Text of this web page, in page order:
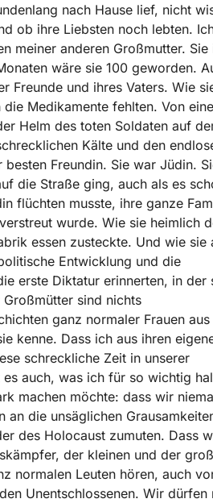
nach Hause lief, nicht
ob ihre Liebsten noch lebten.
meiner anderen Großmutter. Sie
wäre sie 100 geworden.
Freunde und ihres Vaters. Wie
Medikamente fehlten. Von
Helm des toten Soldaten auf
Kälte und den
Freundin. Sie war Jüdin.
die Straße ging, auch als es
flüchten musste, ihre ganze
wurde. Wie sie heimlich
essen zusteckte. Und wie sie
Entwicklung und die
erste Diktatur erinnerten, in der
sind nichts
ganz normaler Frauen
kenne. Dass ich aus ihren
schreckliche Zeit in unserer
auch, was ich für so wichtig
machen möchte: dass wir
an die unsäglichen
des Holocaust zumuten. Dass
der kleinen und der
normalen Leuten hören, auch
Unentschlossenen. Wir dürfen